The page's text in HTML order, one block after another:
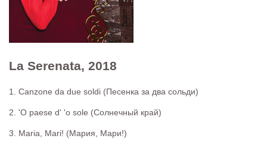
La Serenata, 2018
1. Canzone da due soldi (Песенка за два сольди)
2. 'O paese d' 'o sole (Солнечный край)
3. Maria, Mari! (Мария, Мари!)